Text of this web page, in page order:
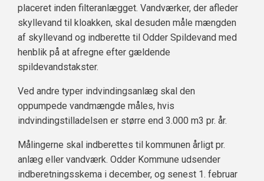
placeret inden filteranlægget. Vandværker, der afleder
skyllevand til kloakken, skal desuden måle mængden
af skyllevand og indberette til Odder Spildevand med
henblik på at afregne efter gældende
spildevandstakster.
Ved andre typer indvindingsanlæg skal den
oppumpede vandmængde måles, hvis
indvindingstilladelsen er større end 3.000 m3 pr. år.
Målingerne skal indberettes til kommunen årligt pr.
anlæg eller vandværk. Odder Kommune udsender
indberetningsskema i december, og senest 1. februar